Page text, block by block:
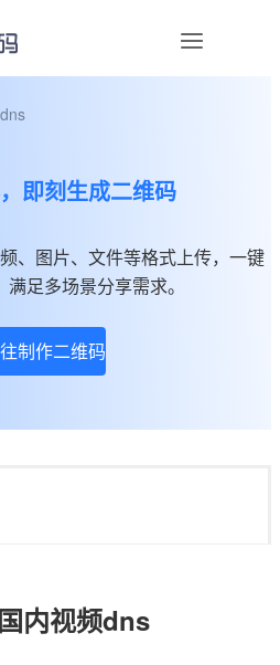
即刻生成二维码
、图片、文件等格式上传，一键
足多场景分享需求。
制作二维码
内视频dns